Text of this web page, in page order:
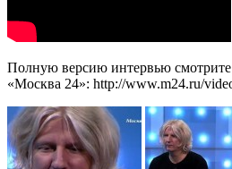
Полную версию интервью смотрите
«Москва 24»: http://www.m24.ru/